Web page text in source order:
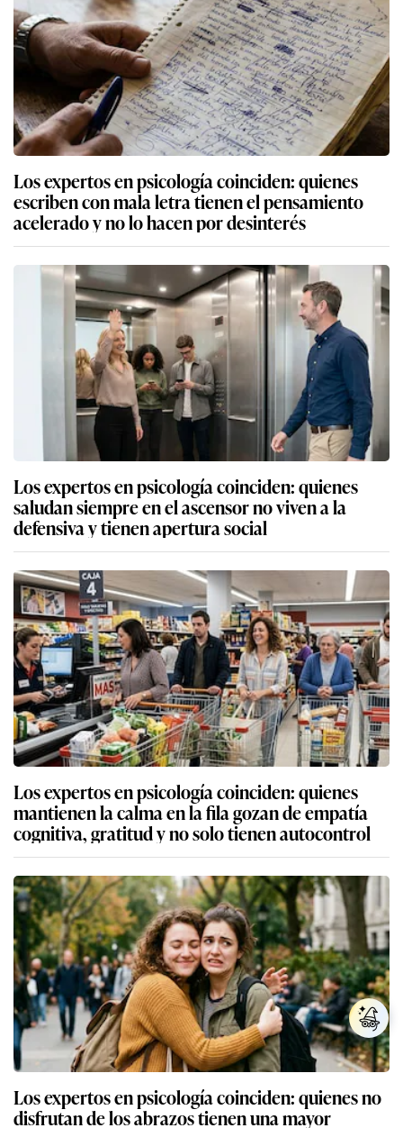
Los expertos en psicología coinciden: quienes
escriben con mala letra tienen el pensamiento
acelerado y no lo hacen por desinterés
Los expertos en psicología coinciden: quienes
saludan siempre en el ascensor no viven a la
defensiva y tienen apertura social
Los expertos en psicología coinciden: quienes
mantienen la calma en la fila gozan de empatía
cognitiva, gratitud y no solo tienen autocontrol
Los expertos en psicología coinciden: quienes no
disfrutan de los abrazos tienen una mayor